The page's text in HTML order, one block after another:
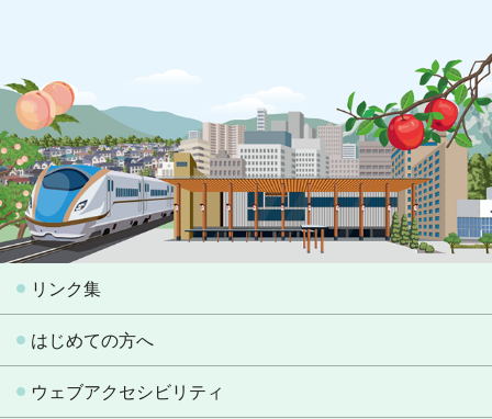
リンク集
はじめての方へ
ウェブアクセシビリティ